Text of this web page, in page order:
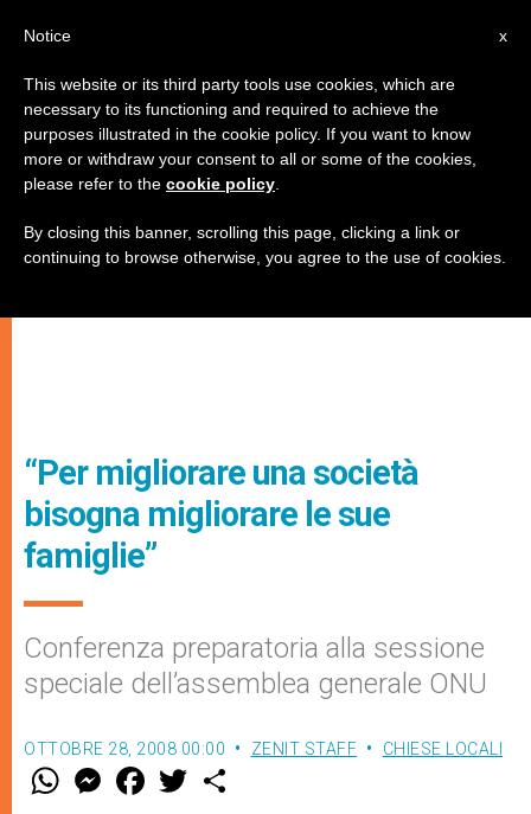
“Per migliorare una società
bisogna migliorare le sue
famiglie”
Conferenza preparatoria alla sessione
speciale dell’assemblea generale ONU
OTTOBRE 28, 2008 00:00 ZENIT STAFF CHIESE LOCALI
W M
e
F
a w
x
Notice
This website or its third party tools use cookies, which are
necessary to its functioning and required to achieve the
purposes illustrated in the cookie policy. If you want to know
more or withdraw your consent to all or some of the cookies,
please refer to the cookie policy
By closing this banner, scrolling this page, clicking a link or
continuing to browse otherwise, you agree to the use of cookies.